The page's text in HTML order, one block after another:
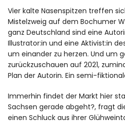
Info
Vier kalte Nasenspitzen treffen
Mistelzweig auf dem Bochumer
ganz Deutschland sind eine
Illustrator:in und eine Aktivist:in
um einander zu herzen. Und um
zurückzuschauen auf 2021,
Plan der Autorin. Ein semi-
Immerhin findet der Markt hier
Sachsen gerade abgeht?, fragt
einen Schluck aus ihrer